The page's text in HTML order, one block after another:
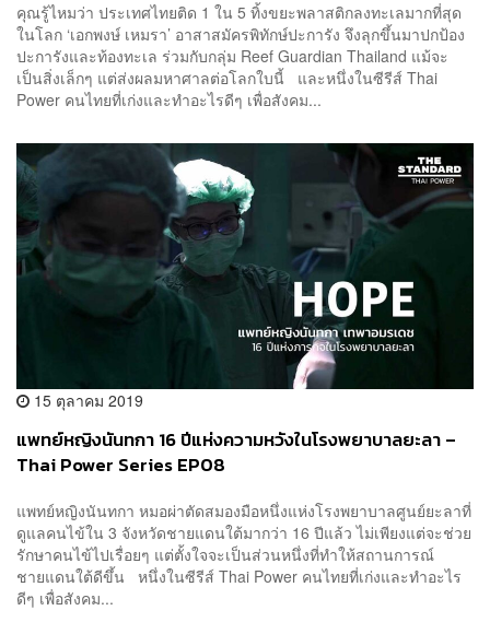
คุณรู้ไหมว่า ประเทศไทยติด 1 ใน 5 ทิ้งขยะพลาสติกลงทะเลมากที่สุด
ในโลก ‘เอกพงษ์ เหมรา’ อาสาสมัครพิทักษ์ปะการัง จึงลุกขึ้นมาปกป้อง
ปะการังและท้องทะเล ร่วมกับกลุ่ม Reef Guardian Thailand แม้จะ
เป็นสิ่งเล็กๆ แต่ส่งผลมหาศาลต่อโลกใบนี้ และหนึ่งในซีรีส์ Thai
Power คนไทยที่เก่งและทำอะไรดีๆ เพื่อสังคม...
15 ตุลาคม 2019
แพทย์หญิงนันทกา 16 ปีแห่งความหวังในโรงพยาบาลยะลา –
Thai Power Series EP08
แพทย์หญิงนันทกา หมอผ่าตัดสมองมือหนึ่งแห่งโรงพยาบาลศูนย์ยะลาที่
ดูแลคนไข้ใน 3 จังหวัดชายแดนใต้มากว่า 16 ปีแล้ว ไม่เพียงแต่จะช่วย
รักษาคนไข้ไปเรื่อยๆ แต่ตั้งใจจะเป็นส่วนหนึ่งที่ทำให้สถานการณ์
ชายแดนใต้ดีขึ้น หนึ่งในซีรีส์ Thai Power คนไทยที่เก่งและทำอะไร
ดีๆ เพื่อสังคม...